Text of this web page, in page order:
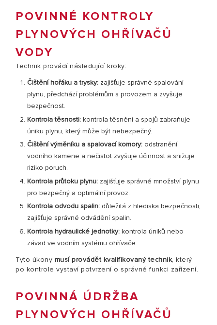
POVINNÉ KONTROLY
PLYNOVÝCH OHŘÍVAČŮ
VODY
Technik provádí následující kroky:
Čištění hořáku a trysky: zajišťuje správné spalování
plynu, předchází problémům s provozem a zvyšuje
bezpečnost.
Kontrola těsnosti: kontrola těsnění a spojů zabraňuje
úniku plynu, který může být nebezpečný.
Čištění výměníku a spalovací komory: odstranění
vodního kamene a nečistot zvyšuje účinnost a snižuje
riziko poruch.
Kontrola průtoku plynu: zajišťuje správné množství plynu
pro bezpečný a optimální provoz.
Kontrola odvodu spalin: důležitá z hlediska bezpečnosti,
zajišťuje správné odvádění spalin.
Kontrola hydraulické jednotky: kontrola úniků nebo
závad ve vodním systému ohřívače.
Tyto úkony musí provádět kvalifikovaný technik, který
po kontrole vystaví potvrzení o správné funkci zařízení.
POVINNÁ ÚDRŽBA
PLYNOVÝCH OHŘÍVAČŮ